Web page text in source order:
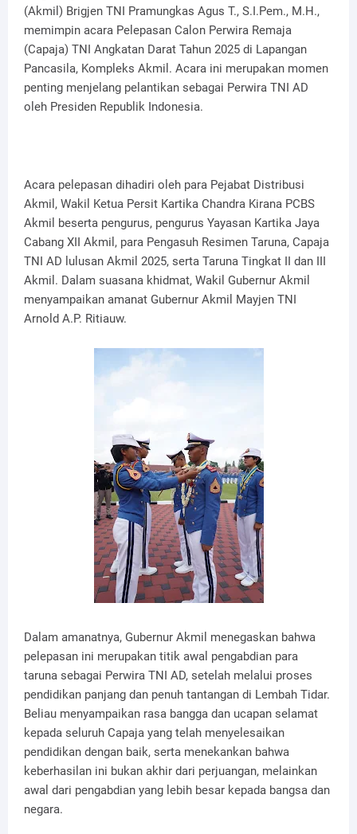
(Akmil) Brigjen TNI Pramungkas Agus T., S.I.Pem., M.H.,
memimpin acara Pelepasan Calon Perwira Remaja
(Capaja) TNI Angkatan Darat Tahun 2025 di Lapangan
Pancasila, Kompleks Akmil. Acara ini merupakan momen
penting menjelang pelantikan sebagai Perwira TNI AD
oleh Presiden Republik Indonesia.
Acara pelepasan dihadiri oleh para Pejabat Distribusi
Akmil, Wakil Ketua Persit Kartika Chandra Kirana PCBS
Akmil beserta pengurus, pengurus Yayasan Kartika Jaya
Cabang XII Akmil, para Pengasuh Resimen Taruna, Capaja
TNI AD lulusan Akmil 2025, serta Taruna Tingkat II dan III
Akmil. Dalam suasana khidmat, Wakil Gubernur Akmil
menyampaikan amanat Gubernur Akmil Mayjen TNI
Arnold A.P. Ritiauw.
Dalam amanatnya, Gubernur Akmil menegaskan bahwa
pelepasan ini merupakan titik awal pengabdian para
taruna sebagai Perwira TNI AD, setelah melalui proses
pendidikan panjang dan penuh tantangan di Lembah Tidar.
Beliau menyampaikan rasa bangga dan ucapan selamat
kepada seluruh Capaja yang telah menyelesaikan
pendidikan dengan baik, serta menekankan bahwa
keberhasilan ini bukan akhir dari perjuangan, melainkan
awal dari pengabdian yang lebih besar kepada bangsa dan
negara.